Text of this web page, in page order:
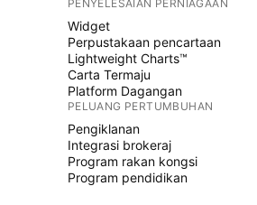
PENYELESAIAN PERNIAGAAN
Widget
Perpustakaan pencartaan
Lightweight Charts™
Carta Termaju
Platform Dagangan
PELUANG PERTUMBUHAN
Pengiklanan
Integrasi brokeraj
Program rakan kongsi
Program pendidikan